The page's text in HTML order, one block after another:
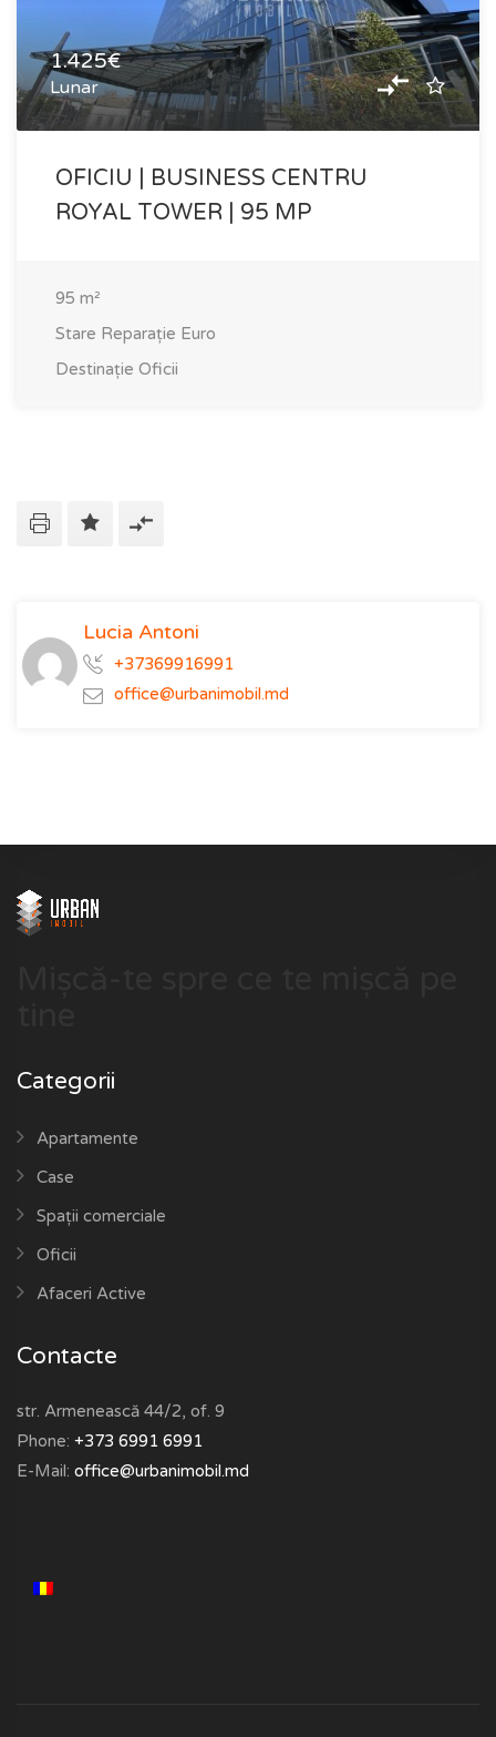
1.425€
Lunar
OFICIU | BUSINESS CENTRU
ROYAL TOWER | 95 MP
95 m²
Stare Reparație Euro
Destinație Oficii
Lucia Antoni
+37369916991
office@urbanimobil.md
Categorii
Apartamente
Case
Spații comerciale
Oficii
Afaceri Active
Contacte
str. Armenească 44/2, of. 9
Phone: +373 6991 6991
E-Mail: office@urbanimobil.md